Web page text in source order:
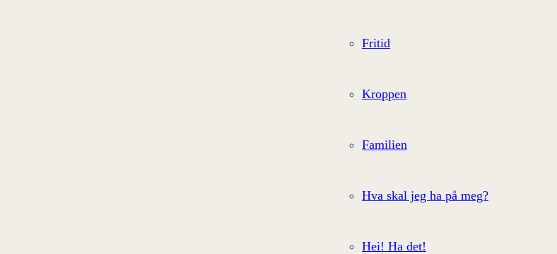
Fritid
Kroppen
Familien
Hva skal jeg ha på meg?
Hei! Ha det!